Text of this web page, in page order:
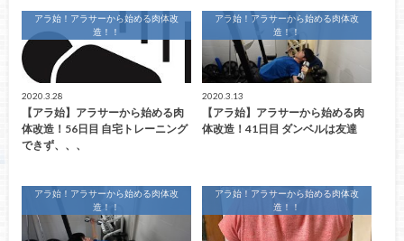
アラ始！アラサーから始める肉体改
造！！
2020.3.28
【アラ始】アラサーから始める肉
体改造！56日目 自宅トレーニング
できず、、、
アラ始！アラサーから始める肉体改
造！！
2020.3.13
【アラ始】アラサーから始める肉
体改造！41日目 ダンベルは友達
アラ始！アラサーから始める肉体改
造！！
アラ始！アラサーから始める肉体改
造！！